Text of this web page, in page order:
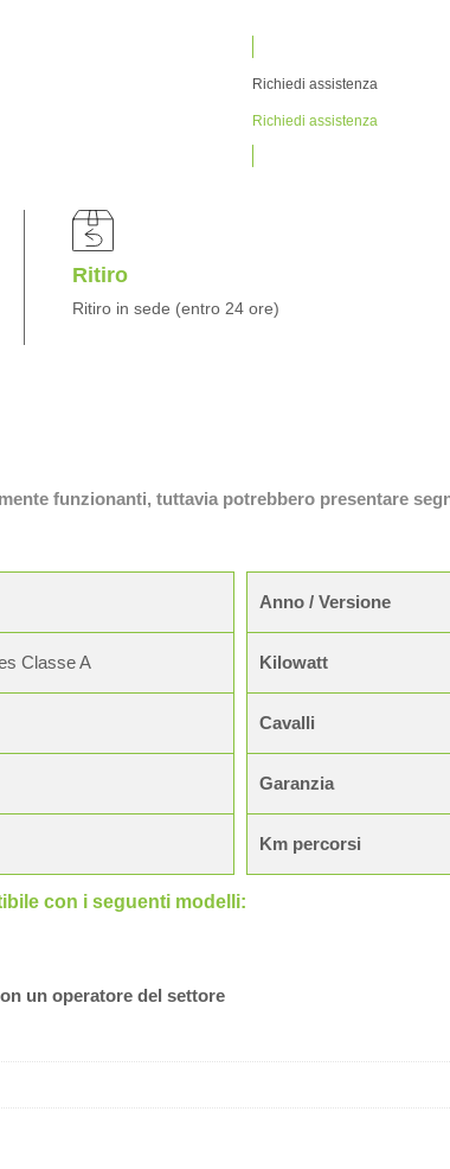
Richiedi assistenza
Richiedi assistenza
Ritiro
Ritiro in sede (entro 24 ore)
funzionanti, tuttavia potrebbero presentare
Classe A
Anno / Versione
Kilowatt
Cavalli
Garanzia
Km percorsi
con i seguenti modelli:
un operatore del settore